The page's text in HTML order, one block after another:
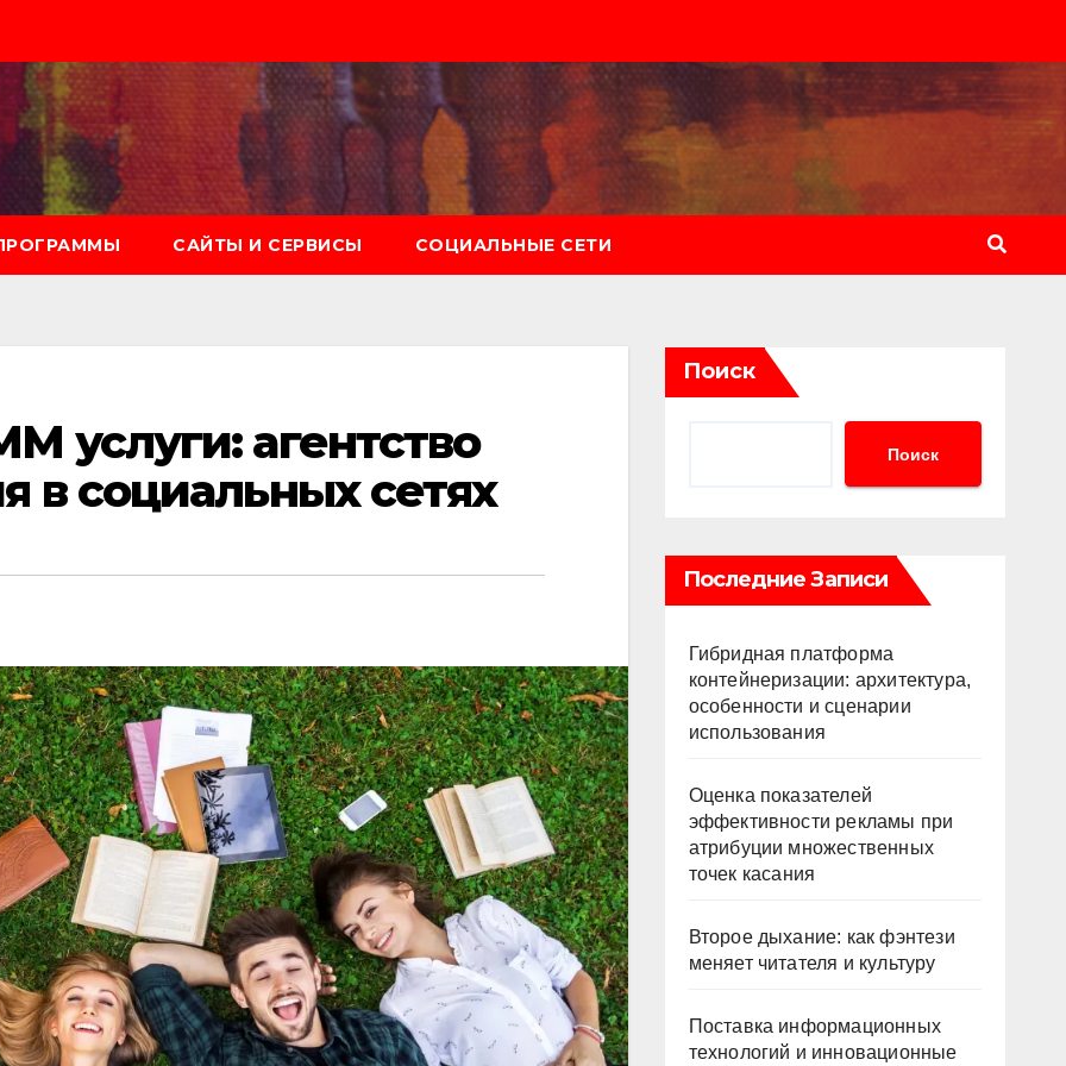
САЙТЫ И СЕРВИСЫ СОЦИАЛЬНЫЕ СЕТИ
услуги: агентство
в социальных сетях
Поиск
Поиск
Последние Записи
Гибридная платформа
контейнеризации: архитектура,
особенности и сценарии
использования
Оценка показателей
эффективности рекламы при
атрибуции множественных
точек касания
Второе дыхание: как фэнтези
меняет читателя и культуру
Поставка информационных
технологий и инновационные